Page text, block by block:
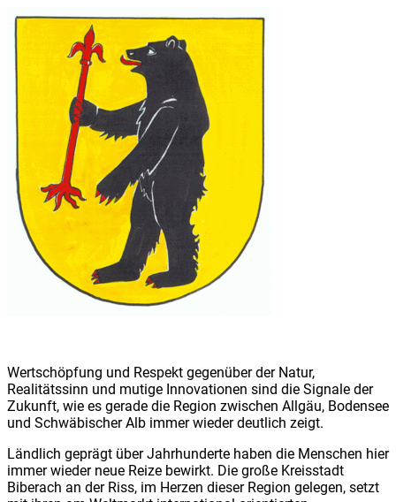
Wertschöpfung und Respekt gegenüber der Natur,
Realitätssinn und mutige Innovationen sind die Signale der
Zukunft, wie es gerade die Region zwischen Allgäu, Bodensee
und Schwäbischer Alb immer wieder deutlich zeigt.
Ländlich geprägt über Jahrhunderte haben die Menschen hier
immer wieder neue Reize bewirkt. Die große Kreisstadt
Biberach an der Riss, im Herzen dieser Region gelegen, setzt